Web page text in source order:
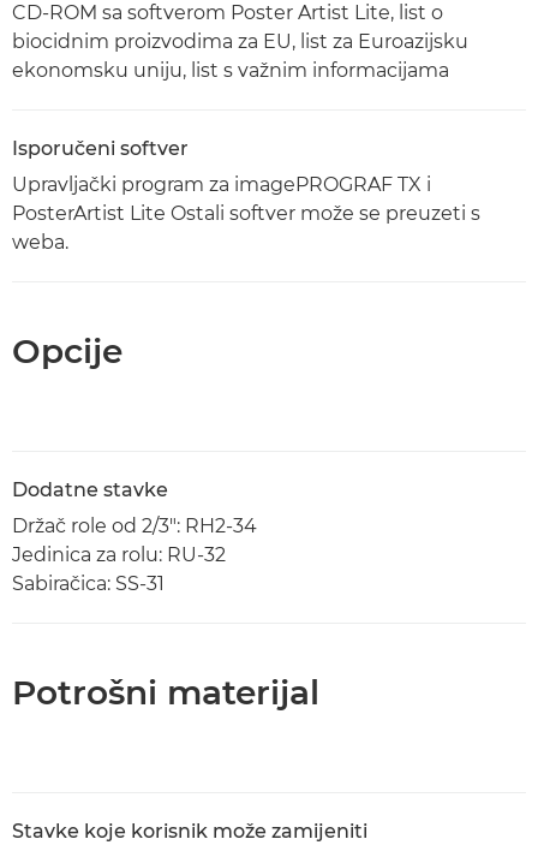
CD-ROM sa softverom Poster Artist Lite, list o
biocidnim proizvodima za EU, list za Euroazijsku
ekonomsku uniju, list s važnim informacijama
Isporučeni softver
Upravljački program za imagePROGRAF TX i
PosterArtist Lite Ostali softver može se preuzeti s
weba.
Opcije
Dodatne stavke
Držač role od 2/3": RH2-34
Jedinica za rolu: RU-32
Sabiračica: SS-31
Potrošni materijal
Stavke koje korisnik može zamijeniti